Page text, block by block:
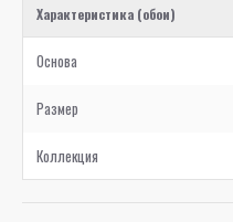
Характеристика (обои)
Основа
Размер
Коллекция